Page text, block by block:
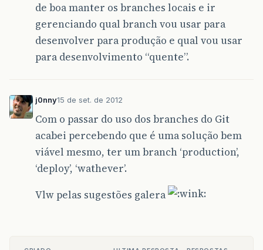
de boa manter os branches locais e ir
gerenciando qual branch vou usar para
desenvolver para produção e qual vou usar
para desenvolvimento “quente”.
j0nny15 de set. de 2012
Com o passar do uso dos branches do Git
acabei percebendo que é uma solução bem
viável mesmo, ter um branch ‘production’,
‘deploy’, ‘wathever’.
Vlw pelas sugestões galera